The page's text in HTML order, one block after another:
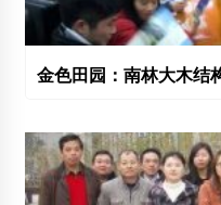
金色田园：南林大木结